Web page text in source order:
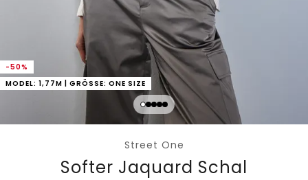
-50%
MODEL: 1,77M | GRÖSSE: ONE SIZE
Street One
Softer Jaquard Schal